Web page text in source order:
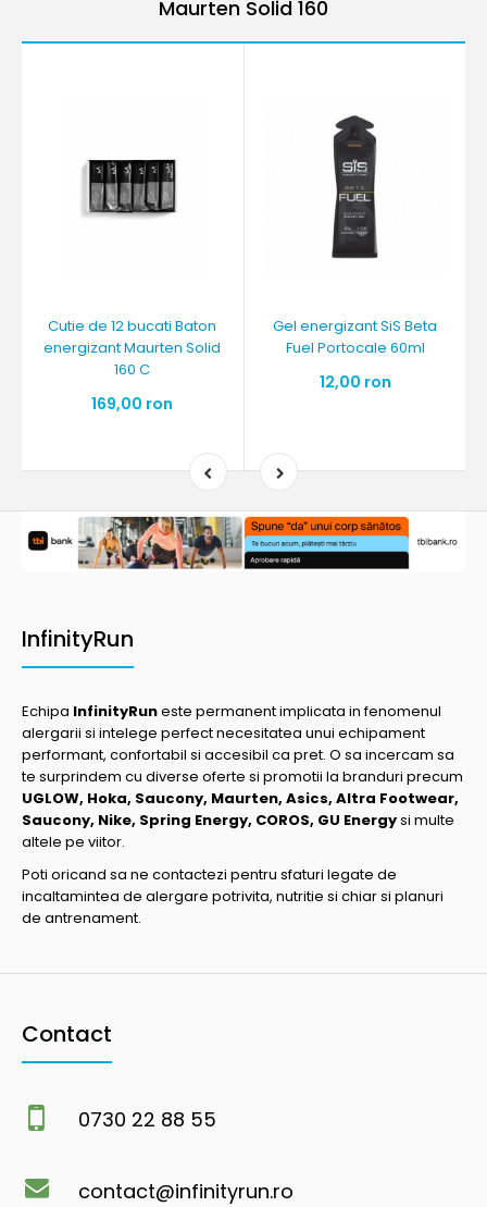
Maurten Solid 160
Cutie de 12 bucati Baton
energizant Maurten Solid
160 C
169,00 ron
Gel energizant SiS Beta
Fuel Portocale 60ml
12,00 ron
InfinityRun
Echipa InfinityRuneste permanent implicata in fenomenul
alergarii si intelege perfect necesitatea unui echipament
performant, confortabil si accesibil ca pret. O sa incercam sa
te surprindem cu diverse oferte si promotii la branduri precum
UGLOW, Hoka, Saucony, Maurten, Asics, Altra Footwear,
Saucony, Nike, Spring Energy, COROS, GU Energysi multe
altele pe viitor.
Poti oricand sa ne contactezi pentru sfaturi legate de
incaltamintea de alergare potrivita, nutritie si chiar si planuri
de antrenament.
Contact
0730 22 88 55
contact@infinityrun.ro